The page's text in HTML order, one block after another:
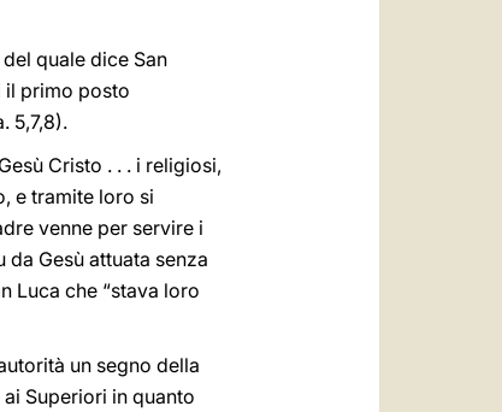
quale dice San
il primo posto
5,7,8).
Cristo . . . i religiosi,
e tramite loro si
venne per servire i
da Gesù attuata senza
Luca che “stava loro
un segno della
Superiori in quanto